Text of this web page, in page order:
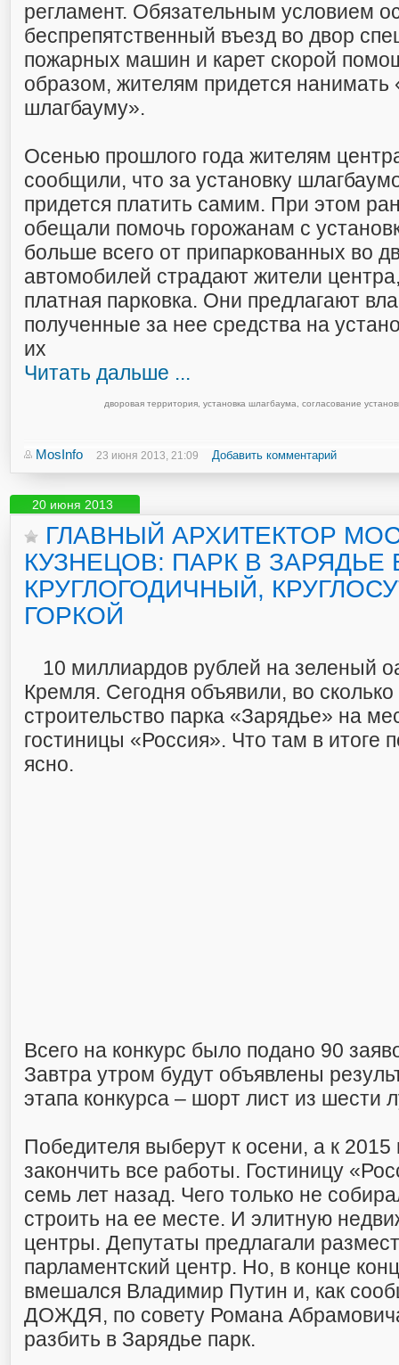
регламент. Обязательным условием
беспрепятственный въезд во двор
пожарных машин и карет скорой
образом, жителям придется нанимать
шлагбауму».
Осенью прошлого года жителям
сообщили, что за установку
придется платить самим. При этом
обещали помочь горожанам с
больше всего от припаркованных во
автомобилей страдают жители
платная парковка. Они предлагают
полученные за нее средства на
их
Читать дальше ...
дворовая территория, установка шлагбаума согласование
MosInfo 23 июня 2013, 21:09 Добавить комментарий
20 июня 2013
ГЛАВНЫЙ АРХИТЕКТОР
КУЗНЕЦОВ: ПАРК В ЗАРЯДЬЕ
КРУГЛОГОДИЧНЫЙ,
ГОРКОЙ
10 миллиардов рублей на зеленый
Кремля. Сегодня объявили, во
строительство парка «Зарядье» на
гостиницы «Россия». Что там в итоге
ясно.
Всего на конкурс было подано 90
Завтра утром будут объявлены
этапа конкурса – шорт лист из шести
Победителя выберут к осени, а к
закончить все работы. Гостиницу
семь лет назад. Чего только не
строить на ее месте. И элитную
центры. Депутаты предлагали
парламентский центр. Но, в конце
вмешался Владимир Путин и, как
ДОЖДЯ, по совету Романа
разбить в Зарядье парк.